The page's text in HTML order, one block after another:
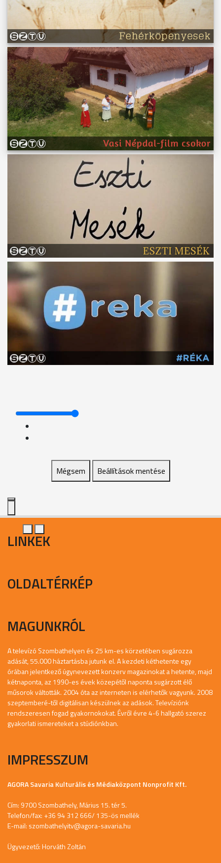
Mégsem Beállítások mentése
LINKEK
OLDALTÉRKÉP
MAGUNKRÓL
A televízó Szombathelyen és 25 km-es körzetében sugározza
adását, 55.000 háztartásba jutunk el. A kezdeti kéthetente egy
órában jelentkező úgynevezett konzerv magazinokat a hetente, majd
kétnaponta, az 1990-es évek közepétől naponta sugárzott élő
műsorok váltották. 2004 óta az interneten is elérhetők vagyunk. 2008
szeptemberé-től digitálisan készülnek az adások. Televíziónk
rendszeresen fogad gyakornokokat. Évről évre 4-6 hallgató szerez
gyakorlati ismereteket a stúdiónkban.
IMPRESSZUM
AGORA Savaria Kulturális és Médiaközpont Nonprofit Kft.
Cím: 9700 Szombathely, Márius 15. tér 5.
Telefon/fax: +36 94 312 666/ 135-ös mellék
E-mail: szombathelyitv@agora-savaria.hu
Ügyvezető: Horváth Zoltán